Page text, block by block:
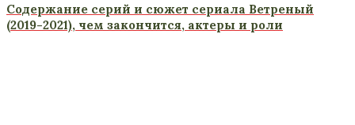
Содержание серий и сюжет сериала Ветреный
(2019-2021), чем закончится, актеры и роли